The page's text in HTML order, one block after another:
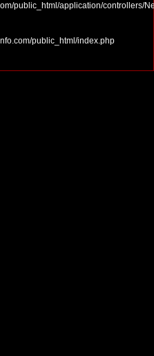
public_html/application/controllers/
public_html/index.php